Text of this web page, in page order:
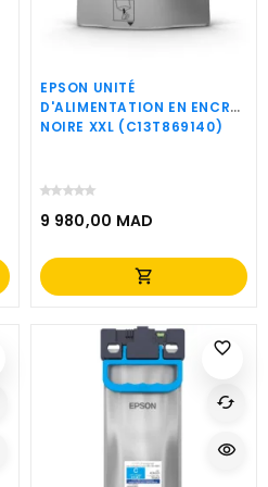
EPSON UNITÉ
D'ALIMENTATION EN ENCRE
NOIRE XXL (C13T869140)
9 980,00 MAD
Prix
shopping_cart
favorite_border
cached
visibility